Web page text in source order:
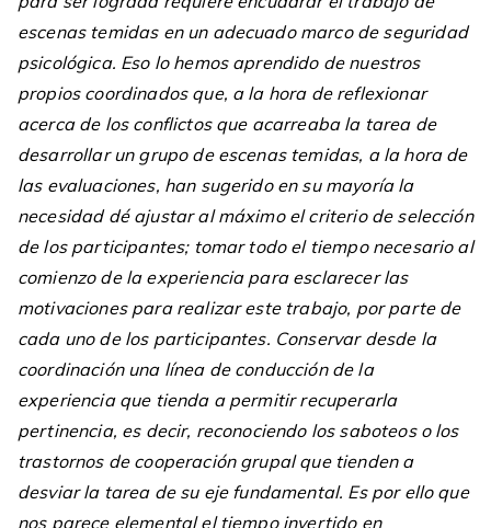
escenas temidas en un adecuado marco de seguridad
psicológica. Eso lo hemos aprendido de nuestros
propios coordinados que, a la hora de reflexionar
acerca de los conflictos que acarreaba la tarea de
desarrollar un grupo de escenas temidas, a la hora de
las evaluaciones, han sugerido en su mayoría la
necesidad dé ajustar al máximo el criterio de selección
de los participantes; tomar todo el tiempo necesario al
comienzo de la experiencia para esclarecer las
motivaciones para realizar este trabajo, por parte de
cada uno de los participantes. Conservar desde la
coordinación una línea de conducción de la
experiencia que tienda a permitir recuperarla
pertinencia, es decir, reconociendo los saboteos o los
trastornos de cooperación grupal que tienden a
desviar la tarea de su eje fundamental. Es por ello que
nos parece elemental el tiempo invertido en